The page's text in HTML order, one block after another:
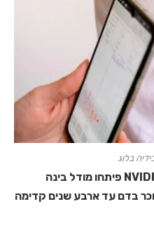
בלוג
חוקרי מכון ויצמן, Pheno.AI ו-NVIDIA פיתחו מודל בינה
בדם עד ארבע שנים קדימה